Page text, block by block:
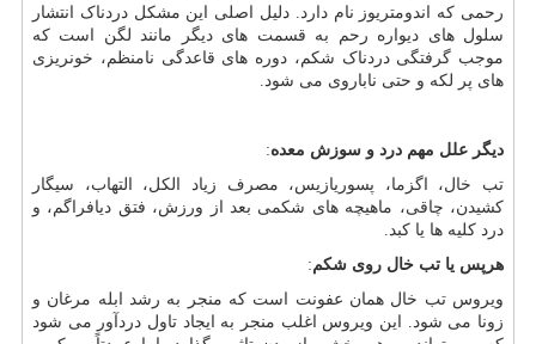
رحمی که اندومتریوز نام دارد. دلیل اصلی این مشکل دردناک انتشار
سلول های دیواره رحم به قسمت های دیگر مانند لگن است که
موجب گرفتگی دردناک شکم، دوره های قاعدگی نامنظم، خونریزی
های پر لکه و حتی ناباروی می شود.
دیگر علل مهم درد و سوزش معده:
تب خال، اگزما، پسوریازیس، مصرف زیاد الکل، التهاب، سیگار
کشیدن، چاقی، ماهیچه های شکمی بعد از ورزش، فتق دیافراگم، و
درد کلیه ها یا کبد.
هرپس یا تب خال روی شکم:
ویروس تب خال همان عفونت است که منجر به رشد ابله مرغان و
زونا می شود. این ویروس اغلب منجر به ایجاد تاول دردآور می شود